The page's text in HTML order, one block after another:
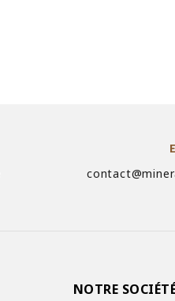
NOTRE